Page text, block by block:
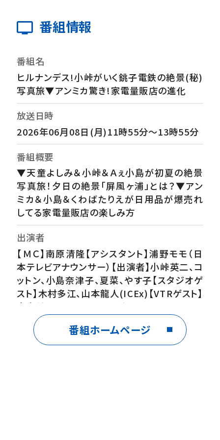
番組情報
番組名
ヒルナンデス!小峠がいく銚子電鉄の絶景(秘)
写真旅▼アンミカ驚き!家電量販店の進化
放送日時
2026年06月08日(月)11時55分～13時55分
番組概要
▼天童よしみ＆小峠＆Ａぇ小島が初夏の絶景
写真旅！夕日の絶景「屏風ヶ浦」とは？▼アン
ミカ＆小島＆くわばたりえが日用品が爆売れ
してる家電量販店の楽しみ方
出演者
【ＭＣ】南原清隆【アシスタント】浦野モモ（日
本テレビアナウンサー）【出演者】小峠英二、コ
ットン、小島奈津子、夏菜、やす子【スタジオゲ
スト】木村多江、山本龍人(ICEx)【VTRゲスト】
小島健(Aぇ! group)、天童よしみ、アン ミカ、
くわばたりえ
番組ホームページ